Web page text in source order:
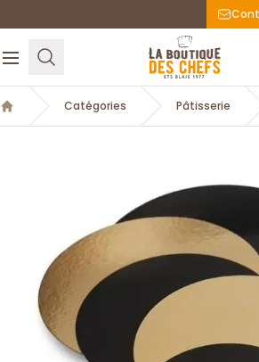
Ouvrir le menuRechercher
La Boutique des
Accueil
Catégories Pâtisserie